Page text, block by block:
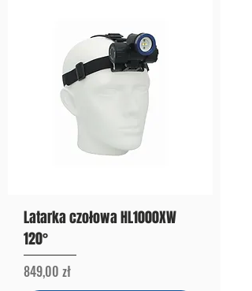
Latarka czołowa HL1000XW
120°
Cena
849,00 zł